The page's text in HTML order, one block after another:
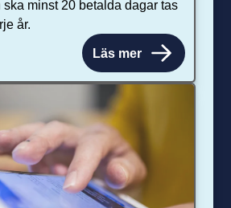
minst 20 betalda dagar tas
år.
Läs mer